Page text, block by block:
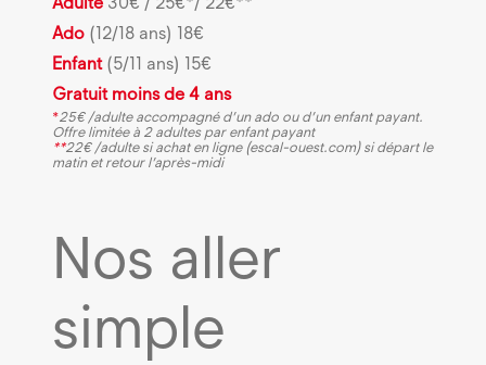
Ado (12/18 ans) 18€
Enfant(5/11 ans) 15€
Gratuit moins de 4 ans
*25€ /adulte accompagné d’un ado ou d’un enfant payant.
Offre limitée à 2 adultes par enfant payant
**22€ /adulte si achat en ligne (escal-ouest.com) si départ le
matin et retour l’après-midi
Nos aller
simple